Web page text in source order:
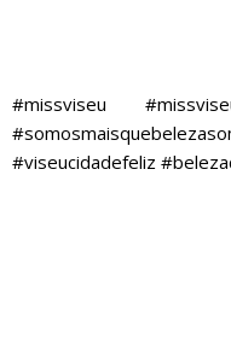
#missviseu
#viseucidadefeliz